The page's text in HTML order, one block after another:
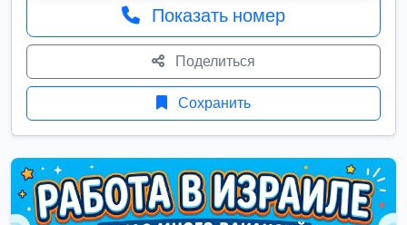
Показать номер
Поделиться
Сохранить